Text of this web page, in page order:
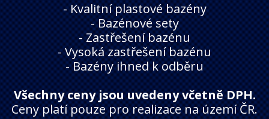
-Kvalitní plastové bazény
-Bazénové sety
-Zastřešení bazénu
-Vysoká zastřešení bazénu
-Bazény ihned k odběru
Všechny ceny jsou uvedeny včetně DPH.
Ceny platí pouze pro realizace na území ČR.